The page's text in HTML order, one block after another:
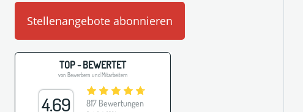
Stellenangebote abonnieren